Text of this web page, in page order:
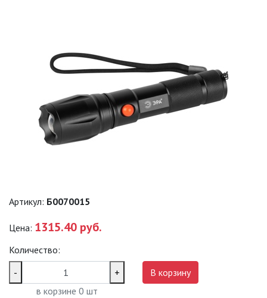
СЕРИЯ ПРАКТИК
УНИВЕРСАЛЬНЫЕ
НАЛОБНЫЕ ФОНАРИ (GA, GB, G,
TG)
Артикул: Б0070015
Цена: 1315.40 руб.
Количество:
-
+
в корзине 0 шт
В корзину